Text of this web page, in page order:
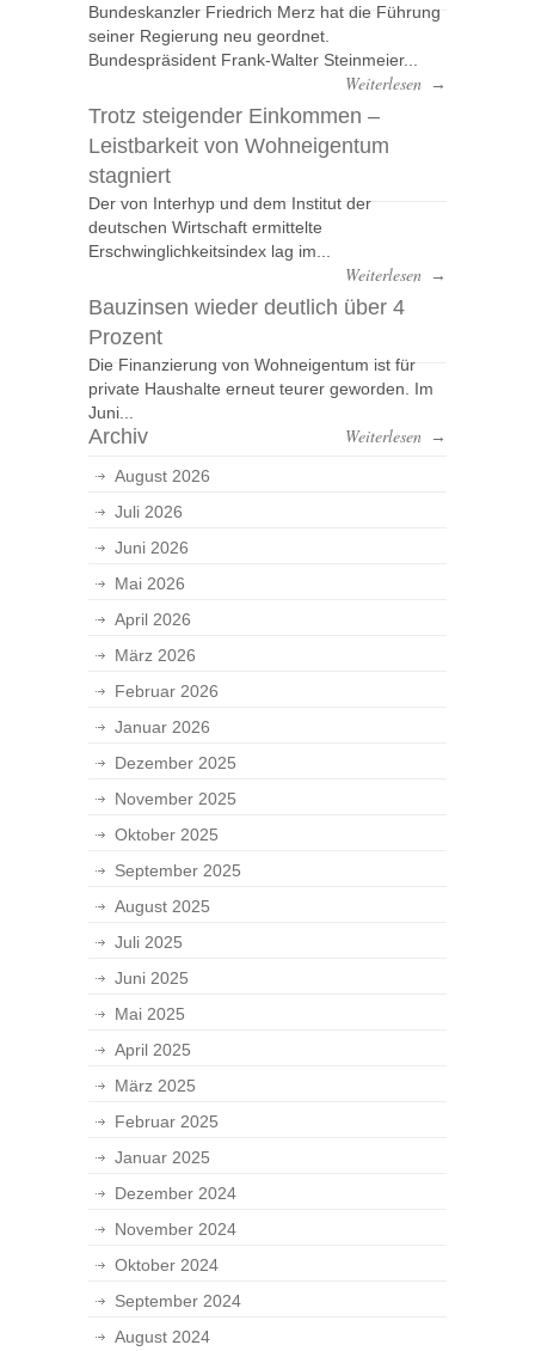
Bundeskanzler Friedrich Merz hat die Führung
seiner Regierung neu geordnet.
Bundespräsident Frank-Walter Steinmeier...
Weiterlesen →
Trotz steigender Einkommen –
Leistbarkeit von Wohneigentum
stagniert
Der von Interhyp und dem Institut der
deutschen Wirtschaft ermittelte
Erschwinglichkeitsindex lag im...
Weiterlesen →
Bauzinsen wieder deutlich über 4
Prozent
Die Finanzierung von Wohneigentum ist für
private Haushalte erneut teurer geworden. Im
Juni...
Weiterlesen →
Archiv
August 2026
Juli 2026
Juni 2026
Mai 2026
April 2026
März 2026
Februar 2026
Januar 2026
Dezember 2025
November 2025
Oktober 2025
September 2025
August 2025
Juli 2025
Juni 2025
Mai 2025
April 2025
März 2025
Februar 2025
Januar 2025
Dezember 2024
November 2024
Oktober 2024
September 2024
August 2024